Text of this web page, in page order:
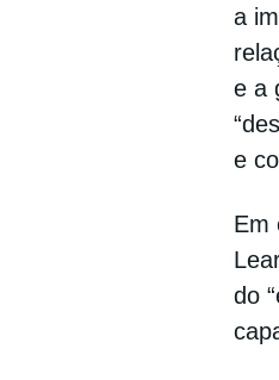
a
e a
e
Em
do